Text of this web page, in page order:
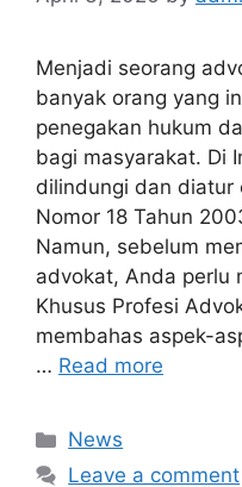
Menjadi seorang
banyak orang yang
penegakan hukum
bagi masyarakat. Di
dilindungi dan diatur
Nomor 18 Tahun
Namun, sebelum
advokat, Anda perlu
Khusus Profesi
membahas aspek-
… Read more
Categories
News
Leave a comment